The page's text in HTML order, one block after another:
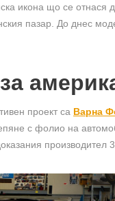
икона що се
пазар. До днес
проект са Варна
с фолио на
производител